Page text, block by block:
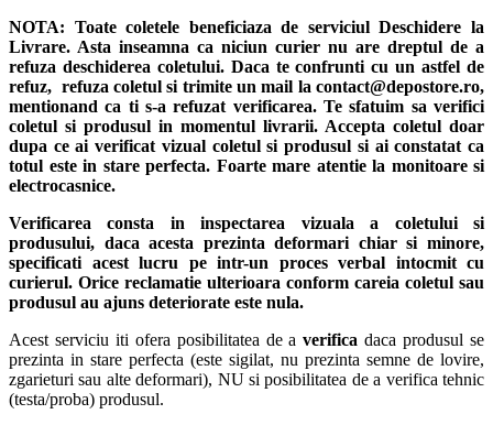
NOTA: Toate coletele beneficiaza de serviciul Deschidere la
Livrare. Asta inseamna ca niciun curier nu are dreptul de a
refuza deschiderea coletului. Daca te confrunti cu un astfel de
refuz, refuza coletul si trimite un mail la contact@depostore.ro,
mentionand ca ti s-a refuzat verificarea. Te sfatuim sa verifici
coletul si produsul in momentul livrarii. Accepta coletul doar
dupa ce ai verificat vizual coletul si produsul si ai constatat ca
totul este in stare perfecta. Foarte mare atentie la monitoare si
electrocasnice.
Verificarea consta in inspectarea vizuala a coletului si
produsului, daca acesta prezinta deformari chiar si minore,
specificati acest lucru pe intr-un proces verbal intocmit cu
curierul. Orice reclamatie ulterioara conform careia coletul sau
produsul au ajuns deteriorate este nula.
Acest serviciu iti ofera posibilitatea de averifica daca produsul se
prezinta in stare perfecta (este sigilat, nu prezinta semne de lovire,
zgarieturi sau alte deformari), NU si posibilitatea de a verifica tehnic
(testa/proba) produsul.